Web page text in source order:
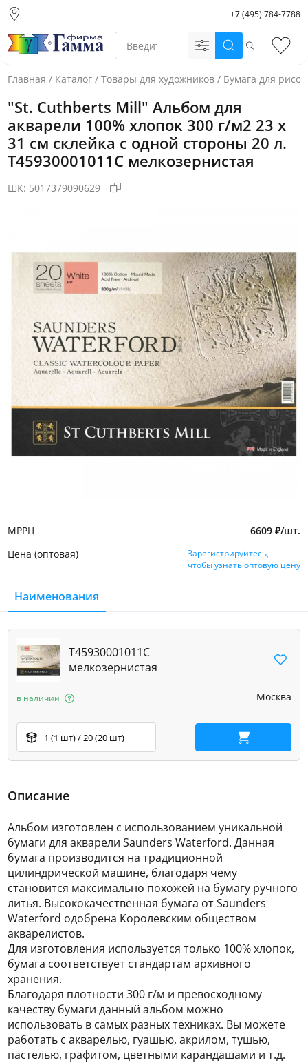
склад)
Санкт-Петербург
Екатеринбург
+7 (495) 784-7788
Поиск
Главная / Каталог / Товары для художников / Бумага для
"St. Cuthberts Mill" Альбом для
акварели 100% хлопок 300 г/м2 23 х
31 см склейка с одной стороны 20 л.
T45930001011C мелкозернистая
ШК: 5017379090629
МРРЦ 6609 ₽/шт.
Цена (оптовая)
Зарегистрируйтесь,
чтобы узнать оптовую цену
Наименования
T45930001011C
мелкозернистая
Москва
в наличии
1 (1 шт) / 20 (20 шт) В корзину
Описание
Альбом изготовлен с использованием уникальной
бумаги для акварели Saunders Waterford. Данная
бумага производится на традиционной
цилиндрической машине, благодаря чему
становится максимально похожей на бумагу ручного
литья. Высококачественная бумага от Saunders
Waterford одобрена Королевским обществом
акварелистов.
Для изготовления используется только 100% хлопок,
бумага соответствует стандартам архивного
хранения.
Благодаря плотности 300 г/м и превосходному
качеству бумаги данный альбом можно
использовать в самых разных техниках. Вы можете
работать с акварелью, гуашью, акрилом, тушью,
пастелью, графитом, цветными карандашами и т.д.